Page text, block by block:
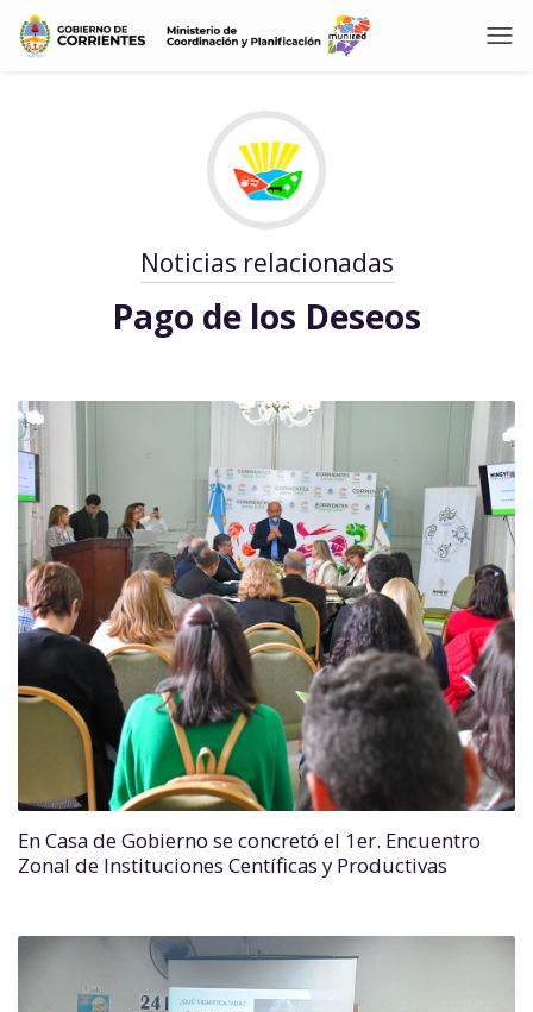
Noticias relacionadas
Pago de los Deseos
En Casa de Gobierno se concretó el 1er. Encuentro
Zonal de Instituciones Centíficas y Productivas